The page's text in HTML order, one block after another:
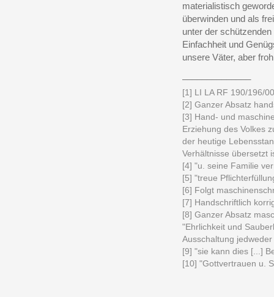
materialistisch
überwinden und als
unter der
Einfachheit und
unsere Väter, aber
[1] LI LA RF 190/196/
[2] Ganzer Absatz
[3] Hand- und
Erziehung des Volkes
der heutige
Verhältnisse übersetzt
[4] "u. seine Familie
[5] "treue
[6] Folgt
[7] Handschriftlich
[8] Ganzer Absatz
"Ehrlichkeit und
Ausschaltung
[9] "sie kann dies [...]
[10] "Gottvertrauen u.